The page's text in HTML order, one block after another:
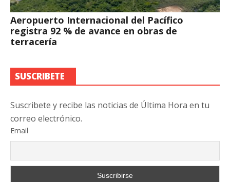
Aeropuerto Internacional del Pacífico
registra 92 % de avance en obras de
terracería
SUSCRIBETE
Suscribete y recibe las noticias de Última Hora en tu
correo electrónico.
Email